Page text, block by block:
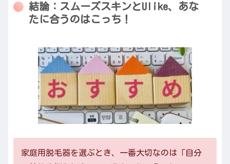
結論：スムーズスキンとUlike、あな
たに合うのはこっち！
家庭用脱毛器を選ぶとき、一番大切なのは「自分